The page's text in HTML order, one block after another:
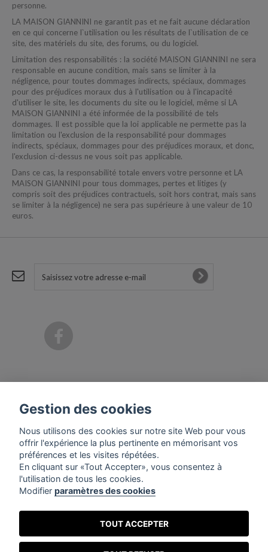
personne.
LA MAISON GIANNINI ne garantit pas et ne fait aucune déclaration
en ce qui concerne l`utilisation ou les résultats de l`utilisation de ce
site, des matériels du site, des forums, ou du logiciel.
Limitation des responsabilités : la société MAISON GIANNINI ne sera
responsable en aucune condition, mais sans se limiter à la
négligence, pour toutes dommages indirects, spéciaux, dommages
pour des préjudices moraux dus à l'utilisation ou à l'incapacité
d'utiliser le site, les documents du site ou le logiciel, même si LA
MAISON GIANNINI a été informée de la possibilité de tels
dommages. Il est possible que la loi applicable ne permette pas la
limitation ou l'exclusion de la responsabilité pour dommages
indirects, spéciaux, dommages pour des préjudices moraux, et donc,
l'exclusion ci-dessus ne vous soit pas applicable.
Dans ce cas, la responsabilité totale envers votre personne et LA
MAISON GIANNINI pour tous dommages, pertes et litiges (y
compris soit des préjudices contractuels, soit hors contrat, mais sans
se limiter à la négligence) ne sera pas supérieure à une valeur de 10
euros.
INFORMATIONS
MON COMPTE
INFORMATIONS SUR VOTRE BOUTIQUE
2026 © Tous droits réservés by
Gestion des cookies
Nous utilisons des cookies sur notre site Web pour vous
offrir l'expérience la plus pertinente en mémorisant vos
préférences et les visites répétées.
En cliquant sur «Tout Accepter», vous consentez à
l'utilisation de tous les cookies.
Modifier paramètres des cookies
TOUT ACCEPTER